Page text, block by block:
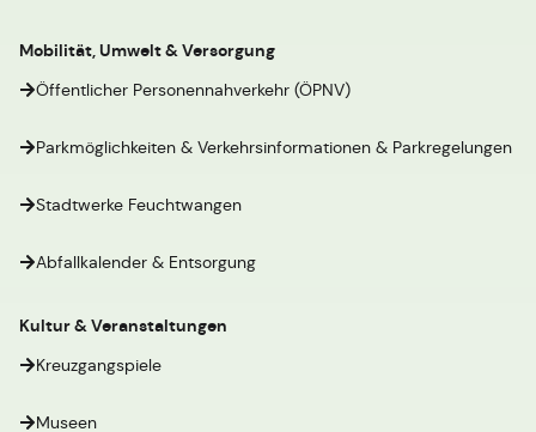
Mobilität, Umwelt & Versorgung
Öffentlicher Personennahverkehr (ÖPNV)
Parkmöglichkeiten & Verkehrsinformationen & Parkregelungen
Stadtwerke Feuchtwangen
Abfallkalender & Entsorgung
Kultur & Veranstaltungen
Kreuzgangspiele
Museen